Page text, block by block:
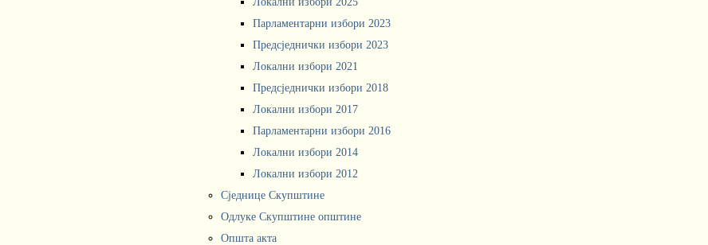
Парламентарни избори 2023
Предсједнички избори 2023
Локални избори 2021
Предсједнички избори 2018
Локални избори 2017
Парламентарни избори 2016
Локални избори 2014
Локални избори 2012
Сједнице Скупштине
Одлуке Скупштине општине
Општа акта